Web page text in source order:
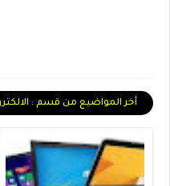
أخر المواضيع من قسم :